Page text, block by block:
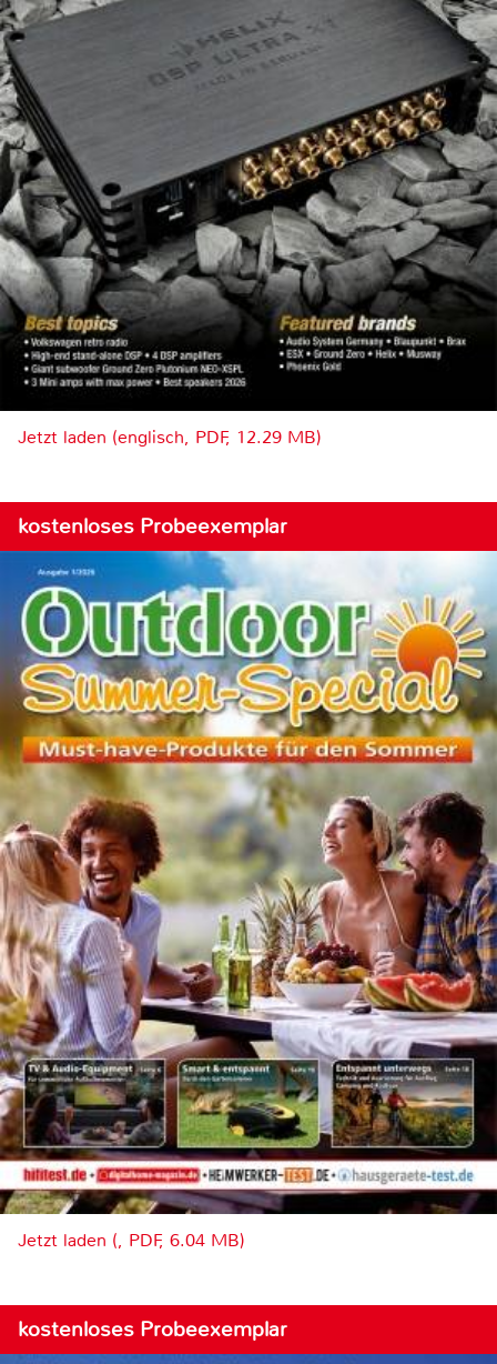
Jetzt laden (englisch, PDF, 12.29 MB)
kostenloses Probeexemplar
Jetzt laden (, PDF, 6.04 MB)
kostenloses Probeexemplar